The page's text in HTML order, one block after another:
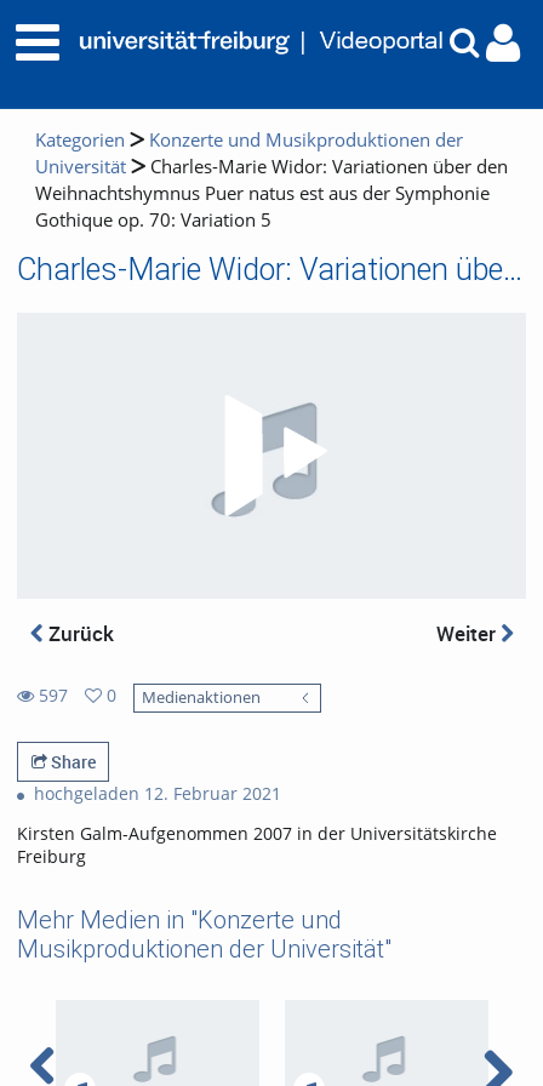
Kategorien
Konzerte und Musikproduktionen der
Universität
Charles-Marie Widor: Variationen über den
Weihnachtshymnus Puer natus est aus der Symphonie
Gothique op. 70: Variation 5
Charles-Marie Widor: Variationen über den Weihnachtshymnus Puer natus est aus der Symphonie Gothique op. 70: Variation 5
Zurück Weiter
597
views
0
favorites
Medienaktionen
Share
hochgeladen 12. Februar 2021
Kirsten Galm-Aufgenommen 2007 in der Universitätskirche
Freiburg
Mehr Medien in "Konzerte und
Musikproduktionen der Universität"